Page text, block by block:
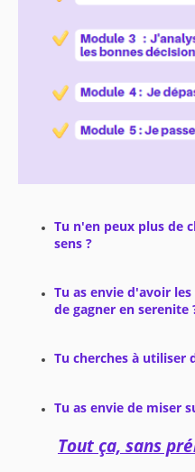
Tu n'en peux plus de
sens ?
Tu as envie d'avoir
de gagner en serenite
Tu cherches à utiliser
Tu as envie de miser
Tout ça, sans